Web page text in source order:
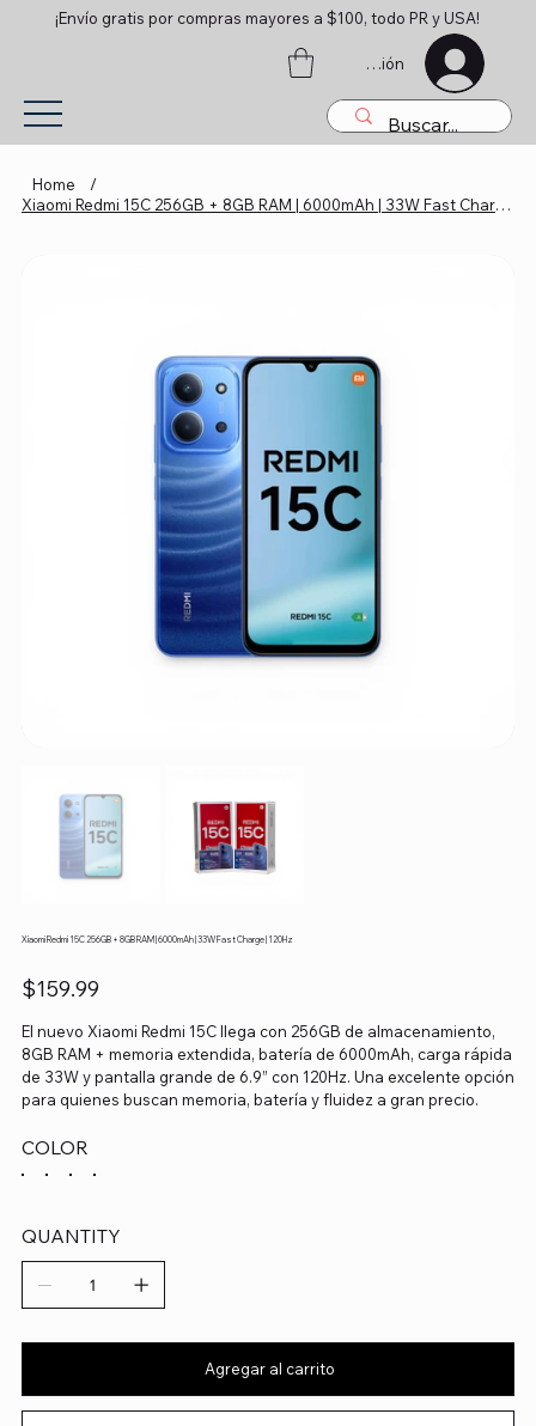
¡Envío gratis por compras mayores a $100, todo PR y USA!
Iniciar sesión
Home
/
Xiaomi Redmi 15C 256GB + 8GB RAM | 6000mAh | 33W Fast Charge | 120Hz
Xiaomi Redmi 15C 256GB + 8GB RAM | 6000mAh | 33W Fast Charge | 120Hz
Precio
$159.99
El nuevo Xiaomi Redmi 15C llega con 256GB de almacenamiento,
8GB RAM + memoria extendida, batería de 6000mAh, carga rápida
de 33W y pantalla grande de 6.9” con 120Hz. Una excelente opción
para quienes buscan memoria, batería y fluidez a gran precio.
COLOR
QUANTITY
Agregar al carrito